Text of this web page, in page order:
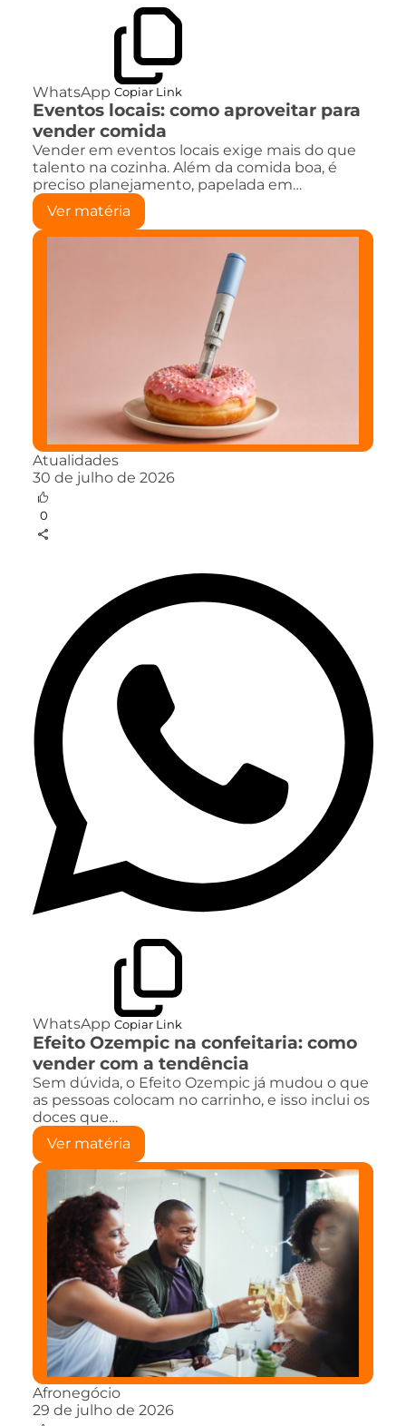
WhatsApp Copiar Link
Eventos locais: como aproveitar para
vender comida
Vender em eventos locais exige mais do que
talento na cozinha. Além da comida boa, é
preciso planejamento, papelada em…
Ver matéria
Atualidades
30 de julho de 2026
0
WhatsApp Copiar Link
Efeito Ozempic na confeitaria: como
vender com a tendência
Sem dúvida, o Efeito Ozempic já mudou o que
as pessoas colocam no carrinho, e isso inclui os
doces que…
Ver matéria
Afronegócio
29 de julho de 2026